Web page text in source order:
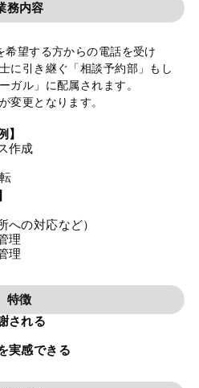
務内容
希望する方からの電話を受け
に引き継ぐ「相談予約部」もし
ガル」に配属されます。
変更となります。
】
作成
への対応など）
理
理
特徴
される
実感できる
利用規約 内部通報
定義集